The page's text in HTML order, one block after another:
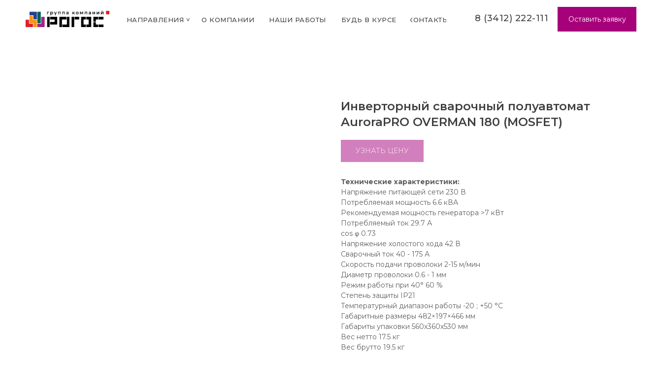
Оставить заявку
8 (3412) 222-111
НАПРАВЛЕНИЯ ˅ О КОМПАНИИ НАШИ РАБОТЫ КОНТАКТЫ
БУДЬ В КУРСЕ
Инверторный сварочный полуавтомат
AuroraPRO OVERMAN 180 (MOSFET)
УЗНАТЬ ЦЕНУ
Технические характеристики:
Напряжение питающей сети 230 В
Потребляемая мощность 6.6 кВА
Рекомендуемая мощность генератора >7 кВт
Потребляемый ток 29.7 А
cos φ 0.73
Напряжение холостого хода 42 В
Сварочный ток 40 - 175 А
Скорость подачи проволоки 2-15 м/мин
Диаметр проволоки 0.6 - 1 мм
Режим работы при 40° 60 %
Степень защиты IP21
Температурный диапазон работы -20 ; +50 °C
Габаритные размеры 482×197×466 мм
Габариты упаковки 560х360х530 мм
Вес нетто 17.5 кг
Вес брутто 19.5 кг